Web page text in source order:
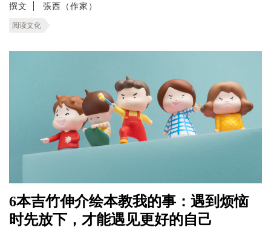
撰文 張西（作家）
阅读文化
6本吉竹伸介绘本教我的事：遇到烦恼
时先放下，才能遇见更好的自己